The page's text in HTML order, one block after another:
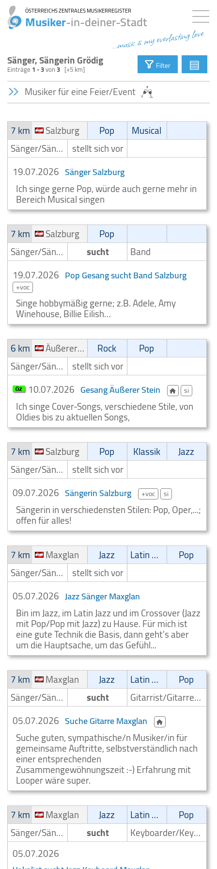
ÖSTERREICHS ZENTRALES MUSIKERREGISTER
Musiker-in-deiner-Stadt
...music is my everlasting love
Sänger, Sängerin Grödig
Einträge 1 - 3von3 [+5 km] Filter ▤
Musiker für eine Feier/Event
7 km Salzburg Pop
Musical
Sänger/Sängerin stellt sich vor
19.07.2026 Sänger Salzburg
Ich singe gerne Pop, würde auch gerne mehr in
Bereich Musical singen
7 km
Salzburg
Pop
Sänger/Sängerin
sucht
Band
19.07.2026 Pop Gesang sucht Band Salzburg
+voc
Singe hobbymäßig gerne; z.B. Adele, Amy
Winehouse, Billie Eilish…
6 km
Äußerer Stein Rock
Pop
Sänger/Sängerin stellt sich vor
10.07.2026 Gesang Äußerer Stein si
Ich singe Cover-Songs, verschiedene Stile, von
Oldies bis zu aktuellen Songs,
7 km
Salzburg Pop Klassik
Jazz
Sänger/Sängerin stellt sich vor
09.07.2026 Sängerin Salzburg +voc si
Sängerin in verschiedensten Stilen: Pop, Oper,...;
offen für alles!
7 km
Maxglan Jazz Latin Musik
Pop
Sänger/Sängerin stellt sich vor
05.07.2026 Jazz Sänger Maxglan
Bin im Jazz, im Latin Jazz und im Crossover (Jazz
mit Pop/Pop mit Jazz) zu Hause. Für mich ist
eine gute Technik die Basis, dann geht's aber
um die Hauptsache, um das Gefühl...
7 km
Maxglan Jazz Latin Musik
Pop
Sänger/Sängerin
sucht
Gitarrist/Gitarrenspieler
05.07.2026 Suche Gitarre Maxglan
Suche guten, sympathische/n Musiker/in für
gemeinsame Auftritte, selbstverständlich nach
einer entsprechenden
Zusammengewöhnungszeit :-) Erfahrung mit
Looper wäre super.
7 km
Maxglan Jazz Latin Musik
Pop
Sänger/Sängerin
sucht
Keyboarder/Keyboardspieler
05.07.2026